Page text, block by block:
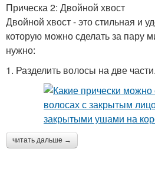
Прическа 2: Двойной хвост
Двойной хвост - это стильная и
которую можно сделать за пару
нужно:
1. Разделить волосы на две части.
читать дальше →